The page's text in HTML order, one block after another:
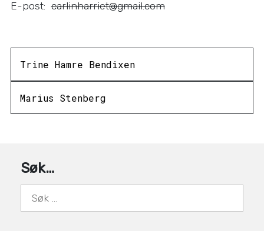
E-post:carlinharriet@gmail.com
Trine Hamre Bendixen
Marius Stenberg
Søk…
Søk